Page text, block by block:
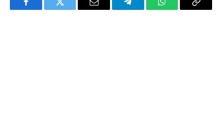
FacebookTwitter Email TelegramWhatsAppCopy